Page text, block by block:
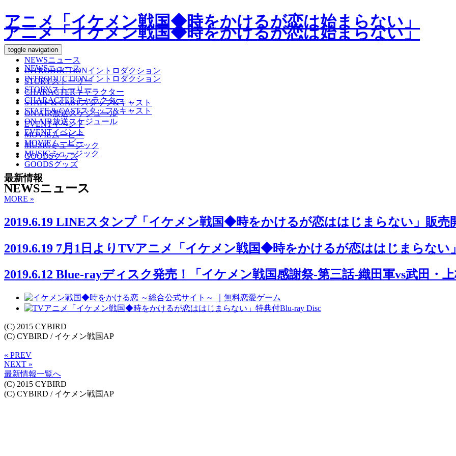
アニメ「イケメン戦国◆時をかけるが恋は始まらない」
NEWSニュース
INTRODUCTIONイントロダクション
STORYストーリー
CHARACTERキャラクター
STAFF & CASTスタッフ&キャスト
ON AIR放送スケジュール
EVENTイベント
MOVIEムービー
MUSICミュージック
GOODSグッズ
最新情報
MORE »
2019.6.19 LINEスタンプ「イケメン戦国◆時をかけるが恋ははじまらない」販売
2019.6.19 7月1日よりTVアニメ「イケメン戦国◆時をかけるが恋ははじまらない
2019.6.12 Blue-rayディスク発売！「イケメン戦国感謝祭-第三話-織田軍vs武田・
(C) 2015 CYBIRD
(C) CYBIRD / イケメン戦国AP
アニメ「イケメン戦国◆時をかけるが恋は始まらない」
toggle navigation
NEWSニュース
INTRODUCTIONイントロダクション
STORYストーリー
CHARACTERキャラクター
STAFF & CASTスタッフ&キャスト
ON AIR放送スケジュール
EVENTイベント
MOVIEムービー
MUSICミュージック
GOODSグッズ
NEWSニュース
« PREV
NEXT »
最新情報一覧へ
(C) 2015 CYBIRD
(C) CYBIRD / イケメン戦国AP